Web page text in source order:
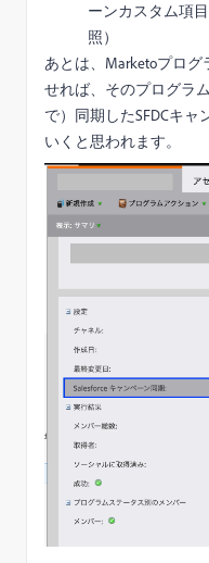
ーンカスタム項
照）
あとは、Marketoプログ
せれば、そのプログラ
で）同期したSFDCキ
いくと思われます。